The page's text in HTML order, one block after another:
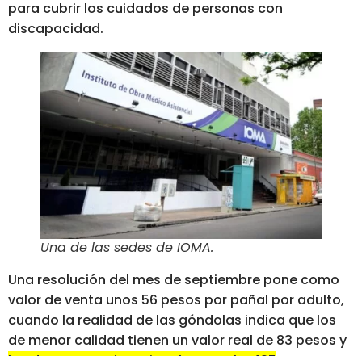
para cubrir los cuidados de personas con
discapacidad.
Una de las sedes de IOMA.
Una resolución del mes de septiembre pone como
valor de venta unos 56 pesos por pañal por adulto,
cuando la realidad de las góndolas indica que los
de menor calidad tienen un valor real de 83 pesos y